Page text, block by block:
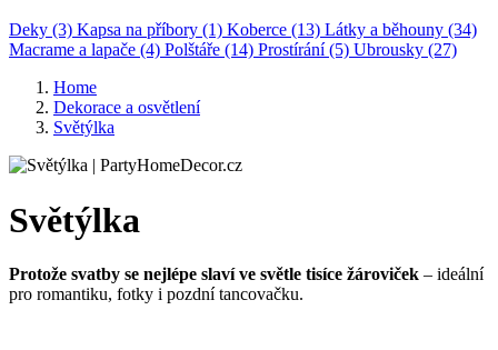
Deky (3) Kapsa na příbory (1) Koberce (13) Látky a běhouny (34)
Macrame a lapače (4) Polštáře (14) Prostírání (5) Ubrousky (27)
Home
Dekorace a osvětlení
Světýlka
Světýlka
Protože svatby se nejlépe slaví ve světle tisíce žároviček – ideální
pro romantiku, fotky i pozdní tancovačku.